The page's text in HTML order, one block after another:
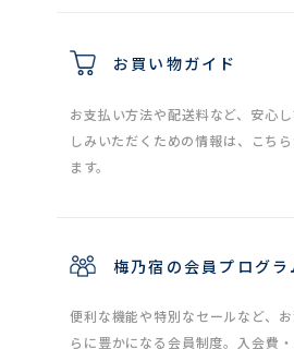
お買い物ガイド
お支払い方法や配送料など、安心
しみいただくための情報は、こち
ます。
梅乃宿の会員プログラ
便利な機能や特別なセールなど、
らに豊かになる会員制度。入会費・